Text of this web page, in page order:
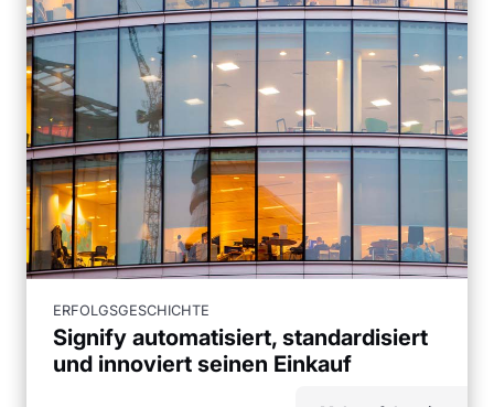
ERFOLGSGESCHICHTE
Signify automatisiert, standardisiert
und innoviert seinen Einkauf